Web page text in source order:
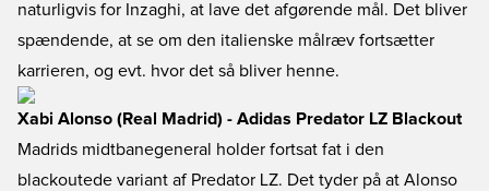
naturligvis for Inzaghi, at lave det afgørende mål. Det bliver
spændende, at se om den italienske målræv fortsætter
karrieren, og evt. hvor det så bliver henne.
Xabi Alonso (Real Madrid) - Adidas Predator LZ Blackout
Madrids midtbanegeneral holder fortsat fat i den
blackoutede variant af Predator LZ. Det tyder på at Alonso